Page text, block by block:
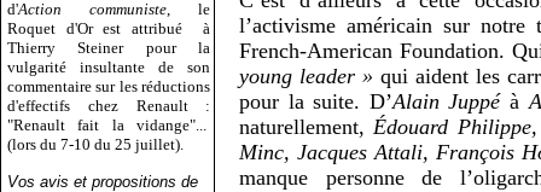
d'Action communiste , le
Roquet d'Or est attribué
à
Thierry Steiner pour la
vulgarité insultante de son
commentaire sur les réductions
d'effectifs chez Renault :
"Renault fait la vidange"...
(lors du 7-10 du 25 juillet).
Vos avis et propositions de
l’activisme américain sur
French-American Foundation.
young leader » qui aident les
pour la suite. D’Alain Juppéà
naturellement,Édouard
Minc, Jacques Attali, François
manque personne de